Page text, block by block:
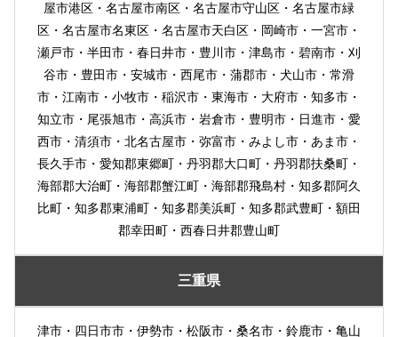
屋市港区・名古屋市南区・名古屋市守山区・名古屋市緑
区・名古屋市名東区・名古屋市天白区・岡崎市・一宮市・
瀬戸市・半田市・春日井市・豊川市・津島市・碧南市・刈
谷市・豊田市・安城市・西尾市・蒲郡市・犬山市・常滑
市・江南市・小牧市・稲沢市・東海市・大府市・知多市・
知立市・尾張旭市・高浜市・岩倉市・豊明市・日進市・愛
西市・清須市・北名古屋市・弥富市・みよし市・あま市・
長久手市・愛知郡東郷町・丹羽郡大口町・丹羽郡扶桑町・
海部郡大治町・海部郡蟹江町・海部郡飛島村・知多郡阿久
比町・知多郡東浦町・知多郡美浜町・知多郡武豊町・額田
郡幸田町・西春日井郡豊山町
三重県
津市・四日市市・伊勢市・松阪市・桑名市・鈴鹿市・亀山